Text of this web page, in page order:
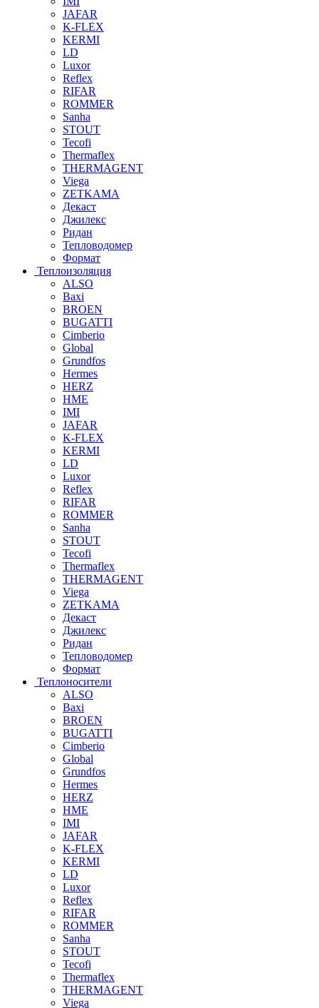
JAFAR
K-FLEX
KERMI
LD
Luxor
Reflex
RIFAR
ROMMER
Sanha
STOUT
Tecofi
Thermaflex
THERMAGENT
Viega
ZETKAMA
Декаст
Джилекс
Ридан
Тепловодомер
Формат
Теплоизоляция
ALSO
Baxi
BROEN
BUGATTI
Cimberio
Global
Grundfos
Hermes
HERZ
HME
IMI
JAFAR
K-FLEX
KERMI
LD
Luxor
Reflex
RIFAR
ROMMER
Sanha
STOUT
Tecofi
Thermaflex
THERMAGENT
Viega
ZETKAMA
Декаст
Джилекс
Ридан
Тепловодомер
Формат
Теплоносители
ALSO
Baxi
BROEN
BUGATTI
Cimberio
Global
Grundfos
Hermes
HERZ
HME
IMI
JAFAR
K-FLEX
KERMI
LD
Luxor
Reflex
RIFAR
ROMMER
Sanha
STOUT
Tecofi
Thermaflex
THERMAGENT
Viega